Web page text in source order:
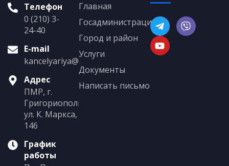
Телефон
0 (210) 3-
24-40
E-mail
kancelyariya@grigoriopol.gospmr.org
Адрес
ПМР, г.
Григориополь,
ул. К. Маркса,
146
График
работы
Главная
Госадминистрация
Город и район
Услуги
Документы
Написать письмо